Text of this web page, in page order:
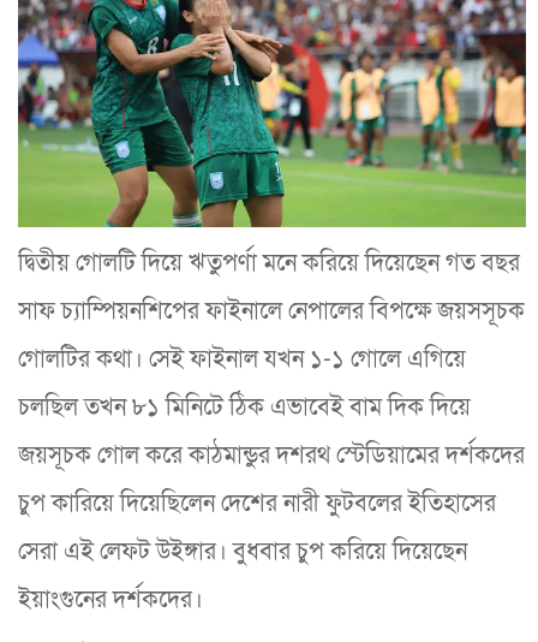
দ্বিতীয় গোলটি দিয়ে ঋতুপর্ণা মনে করিয়ে দিয়েছেন গত বছর
সাফ চ্যাম্পিয়নশিপের ফাইনালে নেপালের বিপক্ষে জয়সসূচক
গোলটির কথা। সেই ফাইনাল যখন ১-১ গোলে এগিয়ে
চলছিল তখন ৮১ মিনিটে ঠিক এভাবেই বাম দিক দিয়ে
জয়সূচক গোল করে কাঠমান্ডুর দশরথ স্টেডিয়ামের দর্শকদের
চুপ কারিয়ে দিয়েছিলেন দেশের নারী ফুটবলের ইতিহাসের
সেরা এই লেফট উইঙ্গার। বুধবার চুপ করিয়ে দিয়েছেন
ইয়াংগুনের দর্শকদের।